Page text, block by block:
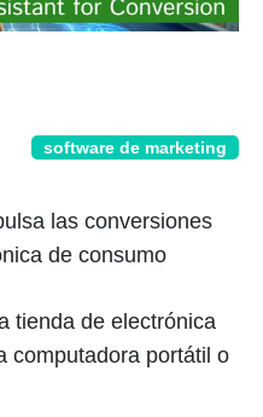
software de marketing
las conversiones
de consumo
tienda de electrónica
computadora portátil o